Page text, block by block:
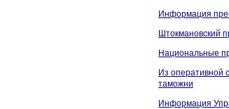
Информация
Штокмановский
Национальные
Из оперативной
таможни
Информация